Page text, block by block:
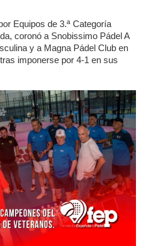
Equipos de 3.ª Categoría
coronó a Snobissimo Pádel A
y a Magna Pádel Club en
imponerse por 4-1 en sus